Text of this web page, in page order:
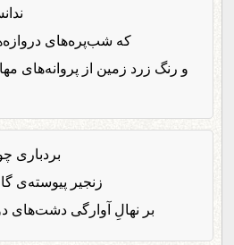
که شب‌پره‌های
و رنگ زرد زمین از پروانه‌های
بردباری
زنجیر پیوسته‌ی
بر نهالِ آوارگی دشت‌های